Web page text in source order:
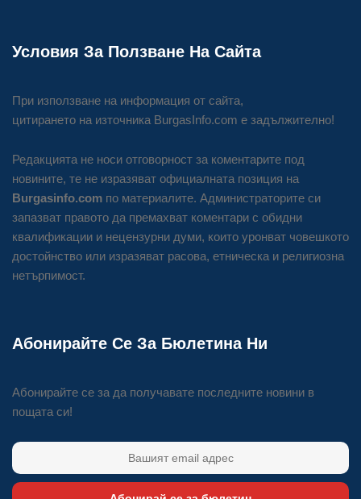
Условия За Ползване На Сайта
При използване на информация от сайта,
цитирането на източника BurgasInfo.com е задължително!
Редакцията не носи отговорност за коментарите под
новините, те не изразяват официалната позиция на
Burgasinfo.com по материалите. Администраторите си
запазват правото да премахват коментари с обидни
квалификации и нецензурни думи, които уронват човешкото
достойнство или изразяват расова, етническа и религиозна
нетърпимост.
Абонирайте Се За Бюлетина Ни
Абонирайте се за да получавате последните новини в
пощата си!